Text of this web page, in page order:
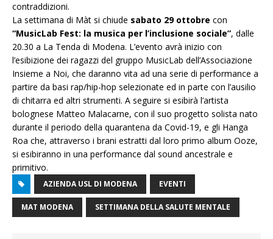
contraddizioni.
La settimana di Màt si chiude sabato 29 ottobre con
“MusicLab Fest: la musica per l’inclusione sociale”, dalle
20.30 a La Tenda di Modena. L’evento avrà inizio con
l’esibizione dei ragazzi del gruppo MusicLab dell’Associazione
Insieme a Noi, che daranno vita ad una serie di performance a
partire da basi rap/hip-hop selezionate ed in parte con l’ausilio
di chitarra ed altri strumenti. A seguire si esibirà l’artista
bolognese Matteo Malacarne, con il suo progetto solista nato
durante il periodo della quarantena da Covid-19, e gli Hanga
Roa che, attraverso i brani estratti dal loro primo album Ooze,
si esibiranno in una performance dal sound ancestrale e
primitivo.
AZIENDA USL DI MODENA EVENTI
MAT MODENA SETTIMANA DELLA SALUTE MENTALE